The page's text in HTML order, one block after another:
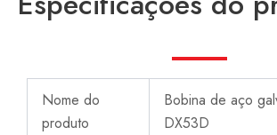
Nome do
produto
Bobina de aço
DX53D